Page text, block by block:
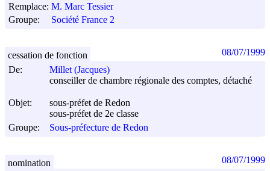
Remplace: M. Marc Tessier
Groupe:
Société France 2
De:
Millet (Jacques)
conseiller de chambre régionale des comptes, détaché
Objet:
sous-préfet de Redon
sous-préfet de 2e classe
Groupe:
Sous-préfecture de Redon
cessation de fonction 08/07/1999
nomination 08/07/1999